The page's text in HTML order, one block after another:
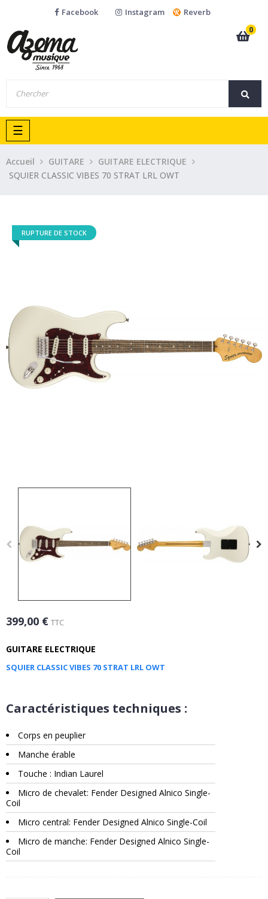
Facebook Instagram
Reverb
0
Basculer
la
navigation
☰
Accueil GUITARE
GUITARE ELECTRIQUE
SQUIER CLASSIC VIBES 70 STRAT LRL OWT
RUPTURE DE STOCK
399,00 € TTC
GUITARE ELECTRIQUE
SQUIER CLASSIC VIBES 70 STRAT LRL OWT
Caractéristiques techniques :
Corps en peuplier
Manche érable
Touche : Indian Laurel
Micro de chevalet: Fender Designed Alnico Single-
Coil
Micro central: Fender Designed Alnico Single-Coil
Micro de manche: Fender Designed Alnico Single-
Coil